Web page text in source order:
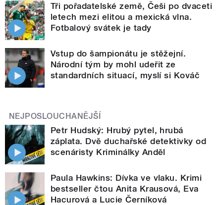
Tři pořadatelské země, Češi po dvaceti
letech mezi elitou a mexická vlna.
Fotbalový svátek je tady
Vstup do šampionátu je stěžejní.
Národní tým by mohl udeřit ze
standardních situací, myslí si Kováč
NEJPOSLOUCHANĚJŠÍ
Petr Hudský: Hrubý pytel, hrubá
záplata. Dvě duchařské detektivky od
scenáristy Kriminálky Anděl
Paula Hawkins: Dívka ve vlaku. Krimi
bestseller čtou Anita Krausová, Eva
Hacurová a Lucie Černíková